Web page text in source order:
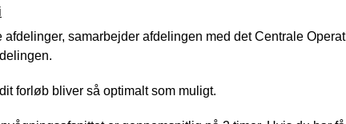
samarbejder afdelingen med det Centrale
forløb bliver så optimalt som muligt.